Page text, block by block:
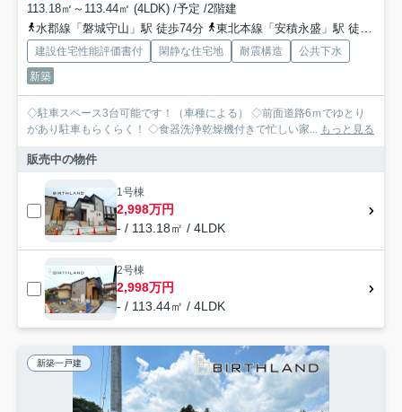
113.18㎡～113.44㎡ (4LDK) /予定 /2階建
水郡線「磐城守山」駅 徒歩74分
東北本線「安積永盛」駅 徒歩30分
建設住宅性能評価書付 閑静な住宅地 耐震構造
公共下水
新築
◇駐車スペース3台可能です！（車種による） ◇前面道路6ｍでゆとり
があり駐車もらくらく！ ◇食器洗浄乾燥機付きで忙しい家... もっと見る
販売中の物件
1号棟
2,998万円
- / 113.18㎡ / 4LDK
2号棟
2,998万円
- / 113.44㎡ / 4LDK
新築一戸建